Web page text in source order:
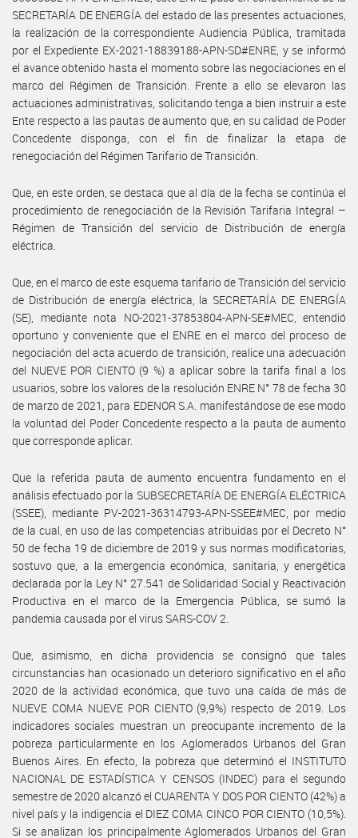
SECRETARÍA DE ENERGÍA del estado de las presentes actuaciones,
la realización de la correspondiente Audiencia Pública, tramitada
por el Expediente EX-2021-18839188-APN-SD#ENRE, y se informó
el avance obtenido hasta el momento sobre las negociaciones en el
marco del Régimen de Transición. Frente a ello se elevaron las
actuaciones administrativas, solicitando tenga a bien instruir a este
Ente respecto a las pautas de aumento que, en su calidad de Poder
Concedente disponga, con el fin de finalizar la etapa de
renegociación del Régimen Tarifario de Transición.
Que, en este orden, se destaca que al día de la fecha se continúa el
procedimiento de renegociación de la Revisión Tarifaria Integral –
Régimen de Transición del servicio de Distribución de energía
eléctrica.
Que, en el marco de este esquema tarifario de Transición del servicio
de Distribución de energía eléctrica, la SECRETARÍA DE ENERGÍA
(SE), mediante nota NO-2021-37853804-APN-SE#MEC, entendió
oportuno y conveniente que el ENRE en el marco del proceso de
negociación del acta acuerdo de transición, realice una adecuación
del NUEVE POR CIENTO (9 %) a aplicar sobre la tarifa final a los
usuarios, sobre los valores de la resolución ENRE N° 78 de fecha 30
de marzo de 2021, para EDENOR S.A. manifestándose de ese modo
la voluntad del Poder Concedente respecto a la pauta de aumento
que corresponde aplicar.
Que la referida pauta de aumento encuentra fundamento en el
análisis efectuado por la SUBSECRETARÍA DE ENERGÍA ELÉCTRICA
(SSEE), mediante PV-2021-36314793-APN-SSEE#MEC, por medio
de la cual, en uso de las competencias atribuidas por el Decreto N°
50 de fecha 19 de diciembre de 2019 y sus normas modificatorias,
sostuvo que, a la emergencia económica, sanitaria, y energética
declarada por la Ley N° 27.541 de Solidaridad Social y Reactivación
Productiva en el marco de la Emergencia Pública, se sumó la
pandemia causada por el virus SARS-COV 2.
Que, asimismo, en dicha providencia se consignó que tales
circunstancias han ocasionado un deterioro significativo en el año
2020 de la actividad económica, que tuvo una caída de más de
NUEVE COMA NUEVE POR CIENTO (9,9%) respecto de 2019. Los
indicadores sociales muestran un preocupante incremento de la
pobreza particularmente en los Aglomerados Urbanos del Gran
Buenos Aires. En efecto, la pobreza que determinó el INSTITUTO
NACIONAL DE ESTADÍSTICA Y CENSOS (INDEC) para el segundo
semestre de 2020 alcanzó el CUARENTA Y DOS POR CIENTO (42%) a
nivel país y la indigencia el DIEZ COMA CINCO POR CIENTO (10,5%).
Si se analizan los principalmente Aglomerados Urbanos del Gran